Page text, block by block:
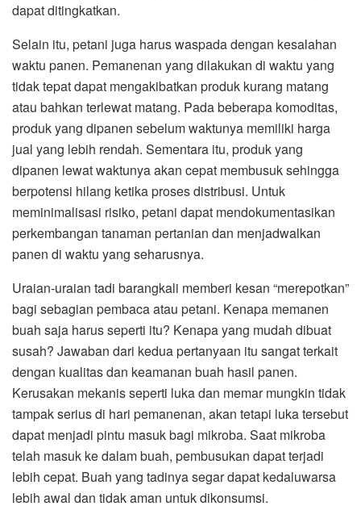
dapat ditingkatkan.
Selain itu, petani juga harus waspada dengan kesalahan
waktu panen. Pemanenan yang dilakukan di waktu yang
tidak tepat dapat mengakibatkan produk kurang matang
atau bahkan terlewat matang. Pada beberapa komoditas,
produk yang dipanen sebelum waktunya memiliki harga
jual yang lebih rendah. Sementara itu, produk yang
dipanen lewat waktunya akan cepat membusuk sehingga
berpotensi hilang ketika proses distribusi. Untuk
meminimalisasi risiko, petani dapat mendokumentasikan
perkembangan tanaman pertanian dan menjadwalkan
panen di waktu yang seharusnya.
Uraian-uraian tadi barangkali memberi kesan “merepotkan”
bagi sebagian pembaca atau petani. Kenapa memanen
buah saja harus seperti itu? Kenapa yang mudah dibuat
susah? Jawaban dari kedua pertanyaan itu sangat terkait
dengan kualitas dan keamanan buah hasil panen.
Kerusakan mekanis seperti luka dan memar mungkin tidak
tampak serius di hari pemanenan, akan tetapi luka tersebut
dapat menjadi pintu masuk bagi mikroba. Saat mikroba
telah masuk ke dalam buah, pembusukan dapat terjadi
lebih cepat. Buah yang tadinya segar dapat kedaluwarsa
lebih awal dan tidak aman untuk dikonsumsi.